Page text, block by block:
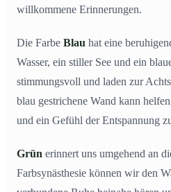
willkommene Erinnerungen.
Die Farbe Blau hat eine
Wasser, ein stiller See und ein
stimmungsvoll und laden zur
blau gestrichene Wand kann
und ein Gefühl der Entspannung
Grün erinnert uns umgehend an
Farbsynästhesie können wir den